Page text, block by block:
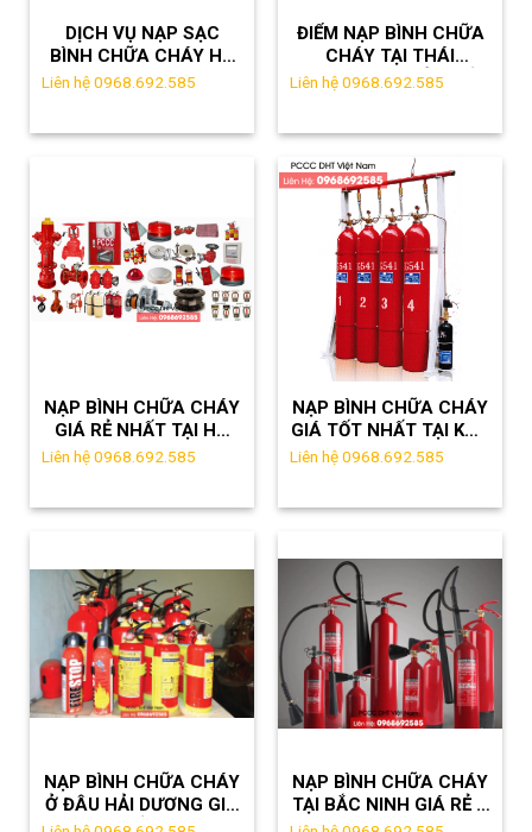
DỊCH VỤ NẠP SẠC
BÌNH CHỮA CHÁY HÀ
NAM –
Liên hệ 0968.692.585
ĐIỂM NẠP BÌNH CHỮA
CHÁY TẠI THÁI
NGUYÊN GIÁ RẺ NHẤT
Liên hệ 0968.692.585
NẠP BÌNH CHỮA CHÁY
GIÁ RẺ NHẤT TẠI HÀ
ĐÔNG – 0968.692.585
Liên hệ 0968.692.585
NẠP BÌNH CHỮA CHÁY
GIÁ TỐT NHẤT TẠI KCN
QUANG MINH
Liên hệ 0968.692.585
NẠP BÌNH CHỮA CHÁY
Ở ĐÂU HẢI DƯƠNG GIÁ
TỐT?
NẠP BÌNH CHỮA CHÁY
TẠI BẮC NINH GIÁ RẺ –
HOTLINE:0968.692.585